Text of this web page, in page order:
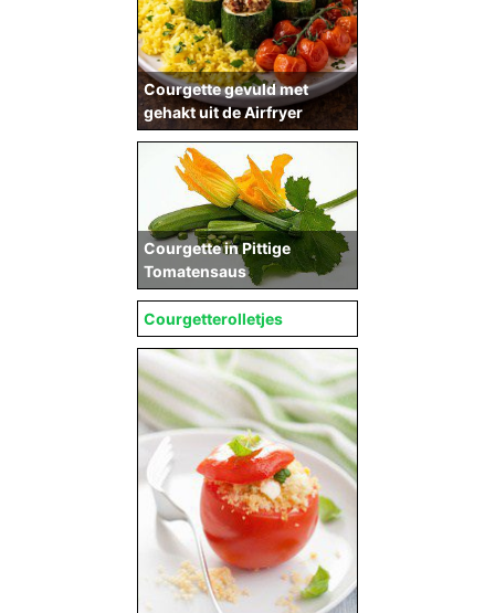
Courgette gevuld met
gehakt uit de Airfryer
Courgette in Pittige
Tomatensaus
Courgetterolletjes